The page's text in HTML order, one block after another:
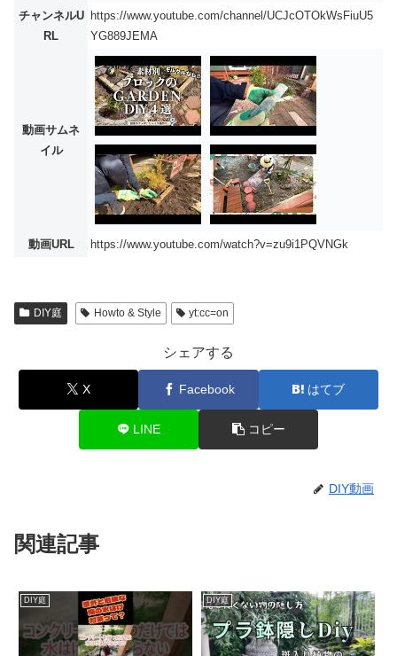
チャンネルU
RL
https://www.youtube.com/channel/UCJcOTOkWsFiuU5
YG889JEMA
動画サムネ
イル
動画URL https://www.youtube.com/watch?v=zu9i1PQVNGk
DIY庭 Howto & Style yt:cc=on
シェアする
X Facebook はてブ
LINE コピー
DIY動画
関連記事
DIY庭 DIY庭